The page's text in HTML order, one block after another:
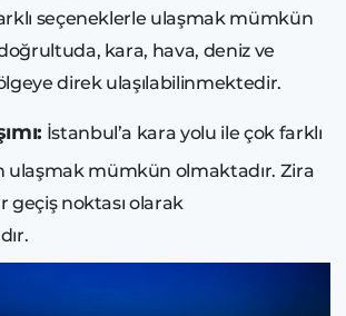
seçeneklerle ulaşmak mümkün
kara, hava, deniz ve
direk ulaşılabilinmektedir.
İstanbul’a kara yolu ile çok farklı
ulaşmak mümkün olmaktadır. Zira
geçiş noktası olarak